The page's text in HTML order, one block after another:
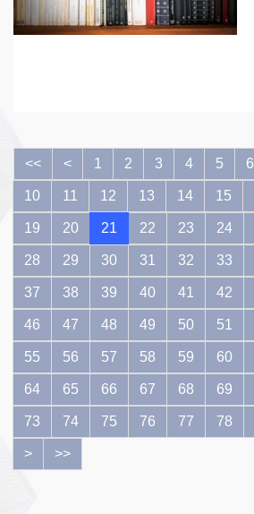
<< < 1 2 3 4 5 6
10 11 12 13 14 15
19 20 21 22 23 24
28 29 30 31 32 33
37 38 39 40 41 42
46 47 48 49 50 51
55 56 57 58 59 60
64 65 66 67 68 69
73 74 75 76 77 78
> >>